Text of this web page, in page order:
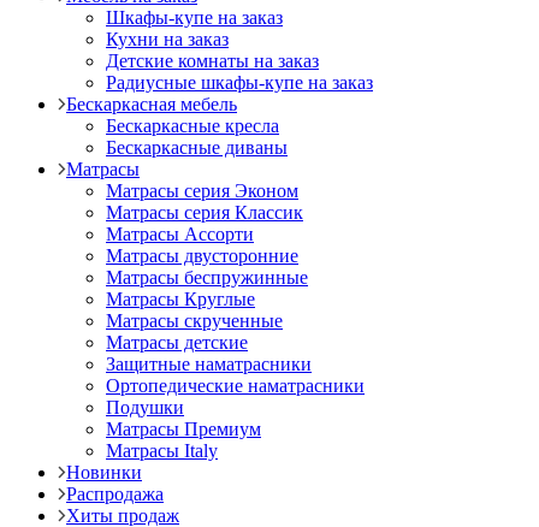
Шкафы-купе на заказ
Кухни на заказ
Детские комнаты на заказ
Радиусные шкафы-купе на заказ
Бескаркасная мебель
Бескаркасные кресла
Бескаркасные диваны
Матрасы
Матрасы серия Эконом
Матрасы серия Классик
Матрасы Ассорти
Матрасы двусторонние
Матрасы беспружинные
Матрасы Круглые
Матрасы скрученные
Матрасы детские
Защитные наматрасники
Ортопедические наматрасники
Подушки
Матрасы Премиум
Матрасы Italy
Новинки
Распродажа
Хиты продаж